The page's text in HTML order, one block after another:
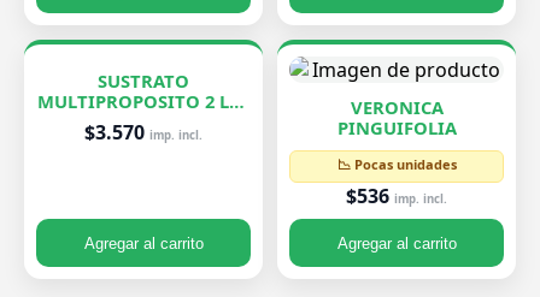
SUSTRATO
MULTIPROPOSITO 2 LTS
ROELPLANT
$3.570 imp. incl.
Agregar al carrito
VERONICA
PINGUIFOLIA
📉 Pocas unidades
$536 imp. incl.
Agregar al carrito